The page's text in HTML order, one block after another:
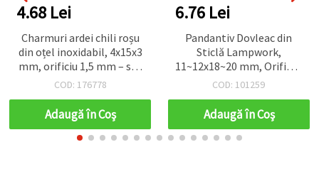
4.68 Lei
Charmuri ardei chili roșu
din oțel inoxidabil, 4x15x3
mm, orificiu 1,5 mm – set
2 bucăți, pentru bijuterii
COD: 176778
Adaugă în Coş
6.76 Lei
Pandantiv Dovleac din
Sticlă Lampwork,
11~12x18~20 mm, Orificiu:
6~8x3 mm, Portocaliu,
Bijuterii - 4 buc
COD: 101259
Adaugă în Coş